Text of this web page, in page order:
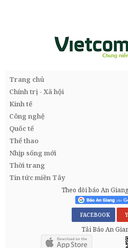
Trang chủ
Chính trị - Xã hội
Kinh tế
Công nghệ
Quốc tế
Thể thao
Nhịp sống mới
Thời trang
Tin tức miền Tây
Theo dõi báo An
FACEBOOK
Tải Báo An